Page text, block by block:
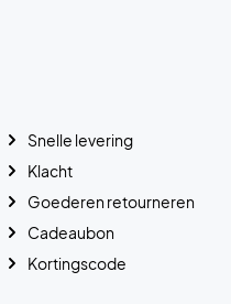
Snelle levering
Klacht
Goederen retourneren
Cadeaubon
Kortingscode